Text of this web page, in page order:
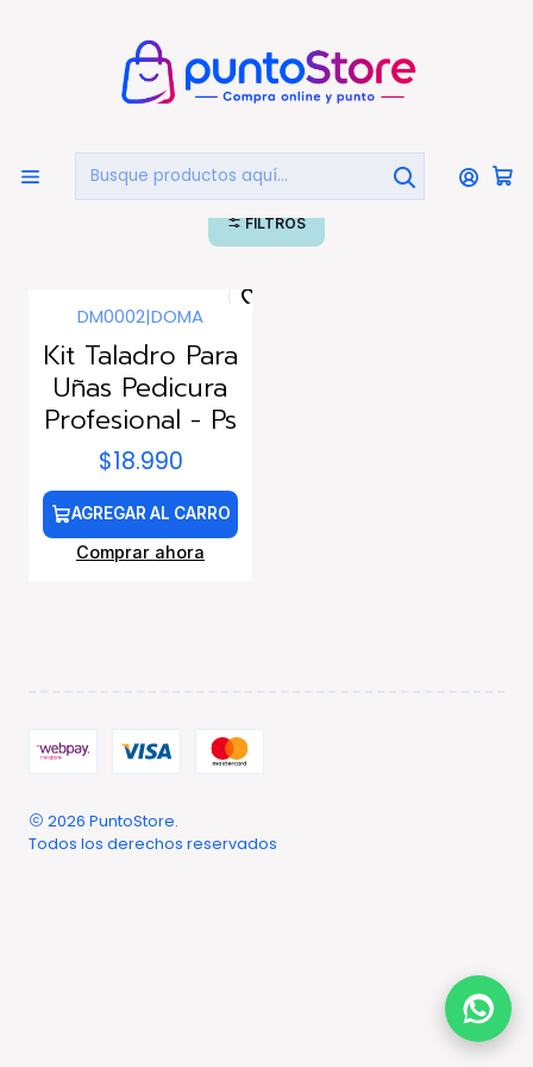
HOGAR Y DECORACIÓN Belleza Y Cuidado Personal
Taladros Para Uñas
Taladros Para Uñas
FILTROS
DM0002|DOMA
Kit Taladro Para
Uñas Pedicura
Profesional - Ps
$18.990
AGREGAR AL CARRO
Comprar ahora
2026 PuntoStore.
Todos los derechos reservados